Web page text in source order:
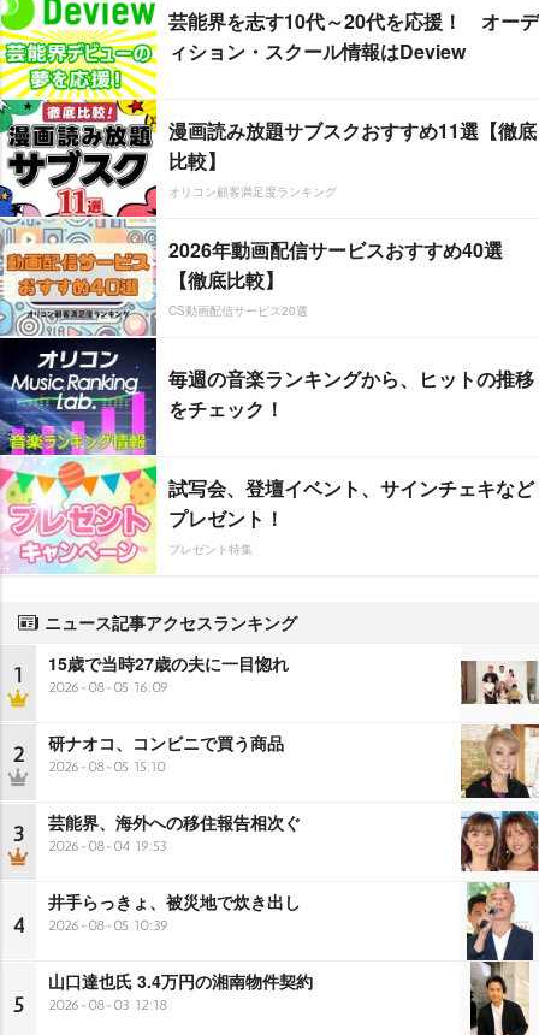
芸能界を志す10代～20代を応援！ オーデ
ィション・スクール情報はDeview
漫画読み放題サブスクおすすめ11選【徹底
比較】
オリコン顧客満足度ランキング
2026年動画配信サービスおすすめ40選
【徹底比較】
CS動画配信サービス20選
毎週の音楽ランキングから、ヒットの推移
をチェック！
試写会、登壇イベント、サインチェキなど
プレゼント！
プレゼント特集
ニュース記事アクセスランキング
1 15歳で当時27歳の夫に一目惚れ
2026-08-05 16:09
2 研ナオコ、コンビニで買う商品
2026-08-05 15:10
3 芸能界、海外への移住報告相次ぐ
2026-08-04 19:53
4
井手らっきょ、被災地で炊き出し
2026-08-05 10:39
5
山口達也氏 3.4万円の湘南物件契約
2026-08-03 12:18